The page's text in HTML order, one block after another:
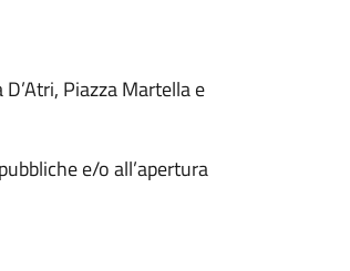
Piazza Martella e
e/o all’apertura